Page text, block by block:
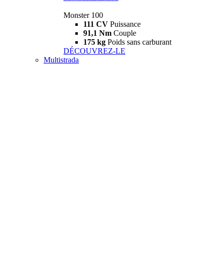
Monster 100
111 CV Puissance
91,1 Nm Couple
175 kg Poids sans carburant
DÉCOUVREZ-LE
Multistrada